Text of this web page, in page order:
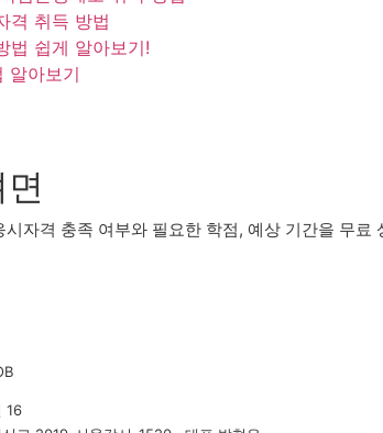
격 취득 방법
법 쉽게 알아보기!
알아보기
자격 충족 여부와 필요한 학점, 예상 기간을 무료
16